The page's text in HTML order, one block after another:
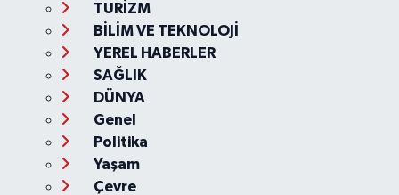
TURİZM
BİLİM VE TEKNOLOJİ
YEREL HABERLER
SAĞLIK
DÜNYA
Genel
Politika
Yaşam
Çevre